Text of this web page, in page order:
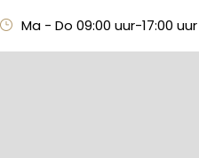
Ma - Do 09:00 uur-17:00